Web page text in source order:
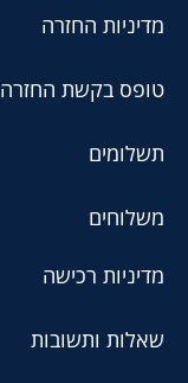
מדיניות החזרה
טופס בקשת החזרה
תשלומים
משלוחים
מדיניות רכישה
שאלות ותשובות